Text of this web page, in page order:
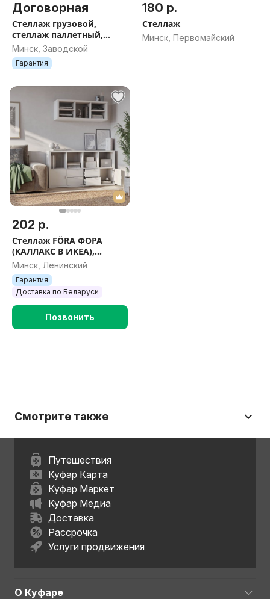
Договорная
Стеллаж грузовой,
стеллаж паллетный,
стеллаж фронтальный
Минск, Заводской
Гарантия
180 р.
Стеллаж
Минск, Первомайский
202 р.
Стеллаж FÖRA ФОРА
(КАЛЛАКС В ИКЕА),
белый, 77x147 см,
тамбурат
Минск, Ленинский
Гарантия
Доставка по Беларуси
Позвонить
Смотрите также
Путешествия
Куфар Карта
Куфар Маркет
Куфар Медиа
Доставка
Рассрочка
Услуги продвижения
О Куфаре